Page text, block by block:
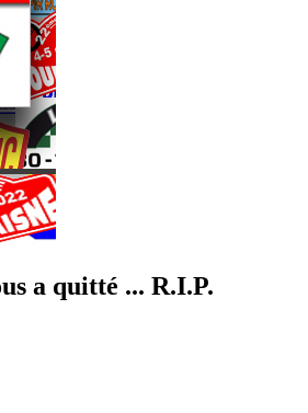
a quitté ... R.I.P.